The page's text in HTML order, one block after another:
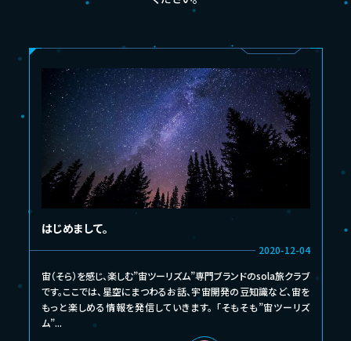
はじめまして。
2020-12-04
宙（そら）を感じ、楽しむ”宙ツーリズム”専門ブランドのsola旅クラブ
です。ここでは、星空にまつわるお話、宇宙開発の豆知識など、宙を
もっと楽しめる情報を発信していきます。 「そもそも”宙ツーリズ
ム”...